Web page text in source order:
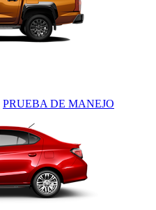
PRUEBA DE MANEJO